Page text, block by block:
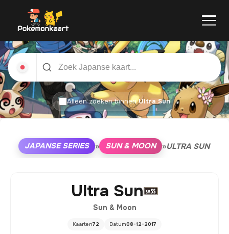
Alleen zoeken binnenUltra Sun
JAPANSE SERIES » SUN & MOON »ULTRA SUN
Ultra Sun
Sun & Moon
Kaarten72 Datum08-12-2017